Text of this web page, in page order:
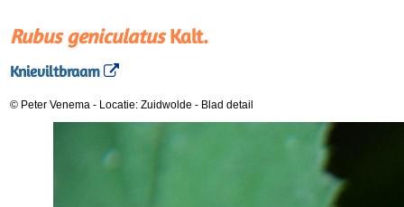
Rubus geniculatusKalt.
Knieviltbraam
© Peter Venema - Locatie: Zuidwolde - Blad detail